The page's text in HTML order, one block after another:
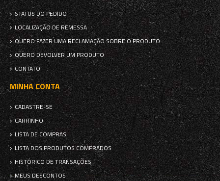
STATUS DO PEDIDO
LOCALIZAÇÃO DE REMESSA
QUERO FAZER UMA RECLAMAÇÃO SOBRE O PRODUTO
QUERO DEVOLVER UM PRODUTO
CONTATO
MINHA CONTA
CADASTRE-SE
CARRINHO
LISTA DE COMPRAS
LISTA DOS PRODUTOS COMPRADOS
HISTÓRICO DE TRANSAÇÕES
MEUS DESCONTOS